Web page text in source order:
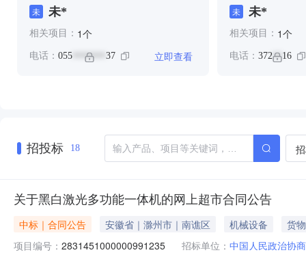
未 未*
相关项目： 1个
电话： 055 ******* 37 立即查看
未 未*
相关项目： 1个
电话： 372**16
招投标 18
关于黑白激光多功能一体机的网上超市合同公告
中标｜合同公告 安徽省｜滁州市｜南谯区 机械设备
货物
项目编号： 2831451000000991235 招标单位： 中国人民政治协